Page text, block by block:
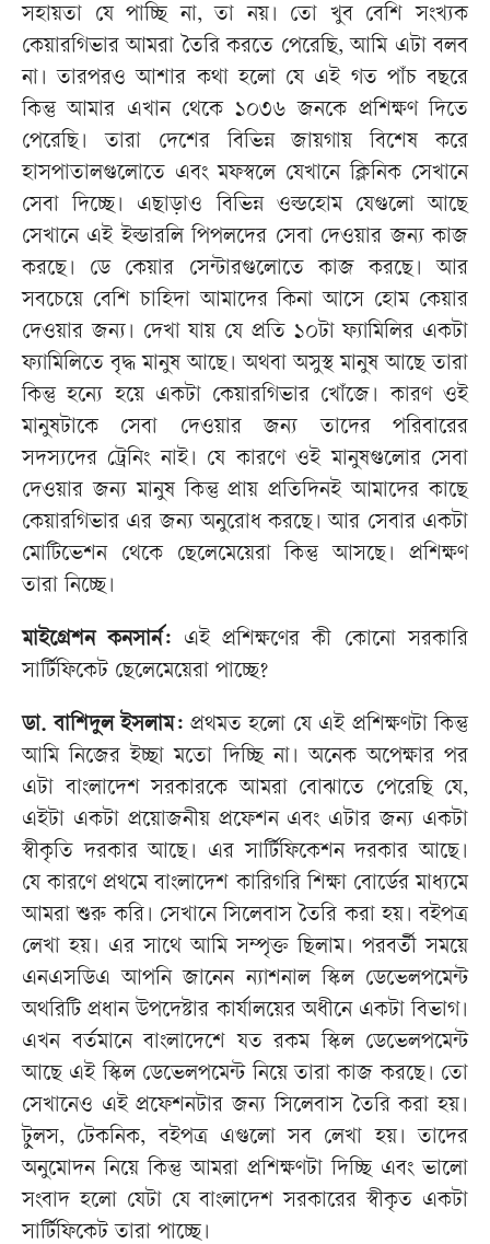
সহায়তা যে পাচ্ছি না, তা নয়। তো খুব বেশি সংখ্যক
কেয়ারগিভার আমরা তৈরি করতে পেরেছি, আমি এটা বলব
না। তারপরও আশার কথা হলো যে এই গত পাঁচ বছরে
কিন্তু আমার এখান থেকে ১০৩৬ জনকে প্রশিক্ষণ দিতে
পেরেছি। তারা দেশের বিভিন্ন জায়গায় বিশেষ করে
হাসপাতালগুলোতে এবং মফস্বলে যেখানে ক্লিনিক সেখানে
সেবা দিচ্ছে। এছাড়াও বিভিন্ন ওল্ডহোম যেগুলো আছে
সেখানে এই ইল্ডারলি পিপলদের সেবা দেওয়ার জন্য কাজ
করছে। ডে কেয়ার সেন্টারগুলোতে কাজ করছে। আর
সবচেয়ে বেশি চাহিদা আমাদের কিনা আসে হোম কেয়ার
দেওয়ার জন্য। দেখা যায় যে প্রতি ১০টা ফ্যামিলির একটা
ফ্যামিলিতে বৃদ্ধ মানুষ আছে। অথবা অসুস্থ মানুষ আছে তারা
কিন্তু হন্যে হয়ে একটা কেয়ারগিভার খোঁজে। কারণ ওই
মানুষটাকে সেবা দেওয়ার জন্য তাদের পরিবারের
সদস্যদের ট্রেনিং নাই। যে কারণে ওই মানুষগুলোর সেবা
দেওয়ার জন্য মানুষ কিন্তু প্রায় প্রতিদিনই আমাদের কাছে
কেয়ারগিভার এর জন্য অনুরোধ করছে। আর সেবার একটা
মোটিভেশন থেকে ছেলেমেয়েরা কিন্তু আসছে। প্রশিক্ষণ
তারা নিচ্ছে।
মাইগ্রেশন কনসার্ন: এই প্রশিক্ষণের কী কোনো সরকারি
সার্টিফিকেট ছেলেমেয়েরা পাচ্ছে?
ডা. বাশিদুল ইসলাম: প্রথমত হলো যে এই প্রশিক্ষণটা কিন্তু
আমি নিজের ইচ্ছা মতো দিচ্ছি না। অনেক অপেক্ষার পর
এটা বাংলাদেশ সরকারকে আমরা বোঝাতে পেরেছি যে,
এইটা একটা প্রয়োজনীয় প্রফেশন এবং এটার জন্য একটা
স্বীকৃতি দরকার আছে। এর সার্টিফিকেশন দরকার আছে।
যে কারণে প্রথমে বাংলাদেশ কারিগরি শিক্ষা বোর্ডের মাধ্যমে
আমরা শুরু করি। সেখানে সিলেবাস তৈরি করা হয়। বইপত্র
লেখা হয়। এর সাথে আমি সম্পৃক্ত ছিলাম। পরবর্তী সময়ে
এনএসডিএ আপনি জানেন ন্যাশনাল স্কিল ডেভেলপমেন্ট
অথরিটি প্রধান উপদেষ্টার কার্যালয়ের অধীনে একটা বিভাগ।
এখন বর্তমানে বাংলাদেশে যত রকম স্কিল ডেভেলপমেন্ট
আছে এই স্কিল ডেভেলপমেন্ট নিয়ে তারা কাজ করছে। তো
সেখানেও এই প্রফেশনটার জন্য সিলেবাস তৈরি করা হয়।
টুলস, টেকনিক, বইপত্র এগুলো সব লেখা হয়। তাদের
অনুমোদন নিয়ে কিন্তু আমরা প্রশিক্ষণটা দিচ্ছি এবং ভালো
সংবাদ হলো যেটা যে বাংলাদেশ সরকারের স্বীকৃত একটা
সার্টিফিকেট তারা পাচ্ছে।